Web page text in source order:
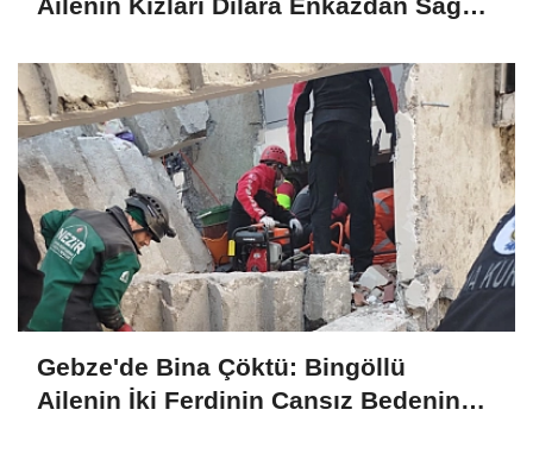
Ailenin Kızları Dilara Enkazdan Sağ
Gebze'de Bina Çöktü: Bingöllü
Ailenin İki Ferdinin Cansız Bedenine